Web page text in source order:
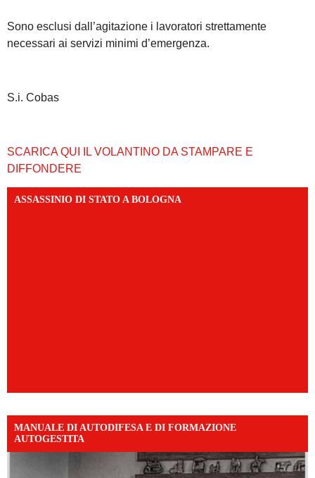
Sono esclusi dall’agitazione i lavoratori strettamente
necessari ai servizi minimi d’emergenza.
S.i. Cobas
SCARICA QUI IL VOLANTINO DA STAMPARE E
DIFFONDERE
ASSASSINIO DI STATO A BOLOGNA
MANUALE DI AUTODIFESA E DI FORMAZIONE
AUTOGESTITA